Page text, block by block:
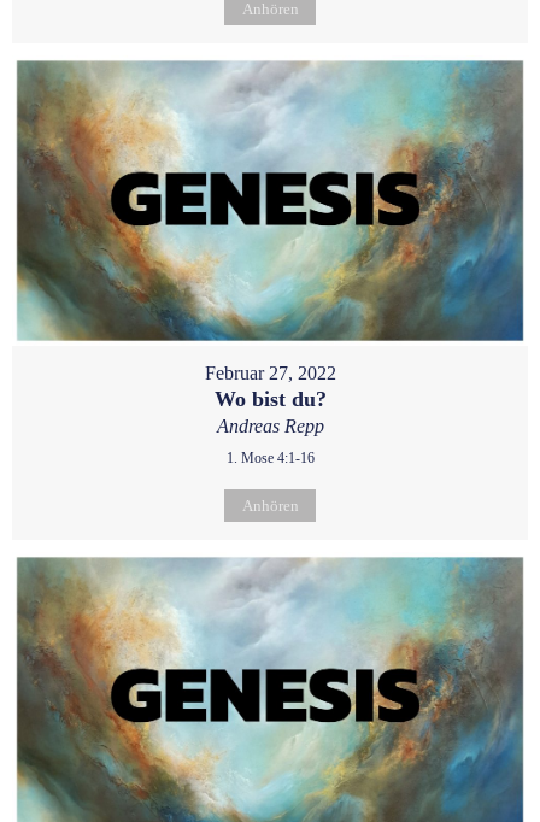
Anhören
Februar 27, 2022
Wo bist du?
Andreas Repp
1. Mose 4:1-16
Anhören